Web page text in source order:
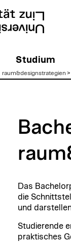
Studium
raum&designstrategien >
Das
die
und
Studierende
praktisches